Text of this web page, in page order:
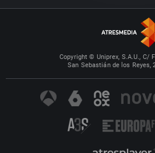
Copyright © Uniprex, S.A.U., C/
San Sebastián de los Reyes,